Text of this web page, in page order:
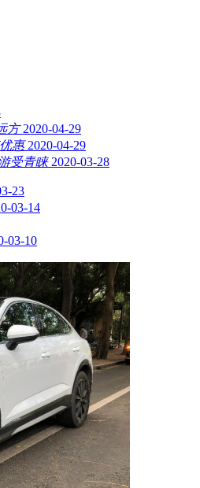
方 2020-04-29
惠 2020-04-29
受青睐 2020-03-28
23
03-14
03-10